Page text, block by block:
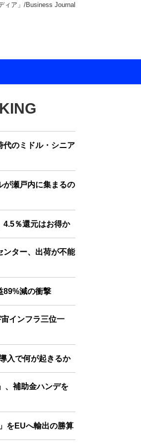
ィア」/Business Journal
代のミドル・シニア
が瀬戸内に集まるの
4.5％還元はお得か
ンター、出荷が不能
89%減の衝撃
インフラ三位一
入で何が起きるか
、補助金ハンデを
をEUへ輸出の勝算
JOURNAL